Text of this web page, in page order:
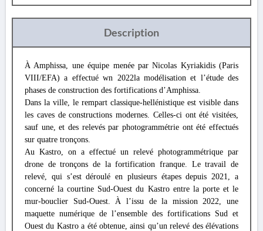
Description
À Amphissa, une équipe menée par Nicolas Kyriakidis (Paris
VIII/EFA) a effectué wn 2022la modélisation et l’étude des
phases de construction des fortifications d’Amphissa.
Dans la ville, le rempart classique-hellénistique est visible dans
les caves de constructions modernes. Celles-ci ont été visitées,
sauf une, et des relevés par photogrammétrie ont été effectués
sur quatre tronçons.
Au Kastro, on a effectué un relevé photogrammétrique par
drone de tronçons de la fortification franque. Le travail de
relevé, qui s’est déroulé en plusieurs étapes depuis 2021, a
concerné la courtine Sud-Ouest du Kastro entre la porte et le
mur-bouclier Sud-Ouest. À l’issu de la mission 2022, une
maquette numérique de l’ensemble des fortifications Sud et
Ouest du Kastro a été obtenue, ainsi qu’un relevé des élévations